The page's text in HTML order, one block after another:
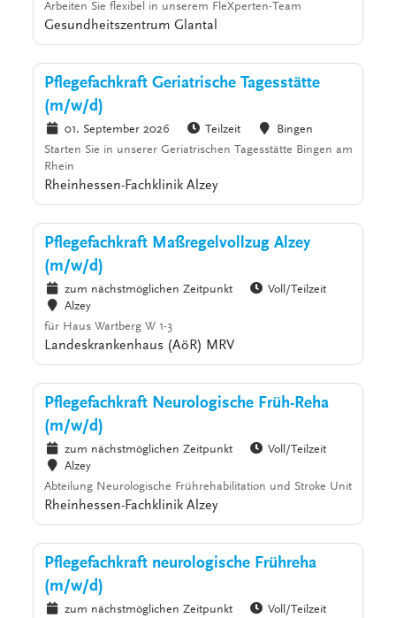
Arbeiten Sie flexibel in unserem FleXperten-Team
Gesundheitszentrum Glantal
Pflegefachkraft Geriatrische Tagesstätte
(m/w/d)
01. September 2026 Teilzeit
Bingen
Starten Sie in unserer Geriatrischen Tagesstätte Bingen am
Rhein
Rheinhessen-Fachklinik Alzey
Pflegefachkraft Maßregelvollzug Alzey
(m/w/d)
zum nächstmöglichen Zeitpunkt
Voll/Teilzeit
Alzey
für Haus Wartberg W 1-3
Landeskrankenhaus (AöR) MRV
Pflegefachkraft Neurologische Früh-Reha
(m/w/d)
zum nächstmöglichen Zeitpunkt
Voll/Teilzeit
Alzey
Abteilung Neurologische Frührehabilitation und Stroke Unit
Rheinhessen-Fachklinik Alzey
Pflegefachkraft neurologische Frühreha
(m/w/d)
zum nächstmöglichen Zeitpunkt
Voll/Teilzeit